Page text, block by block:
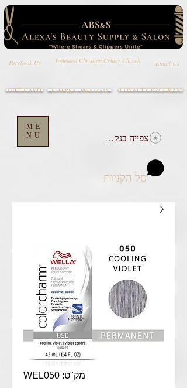
Facebook Us Wounded Christian Center Church Email Us
ME
NU
LOYALTY PROGRAM
סל הקניות
GIFT CARD REFERRAL PROGRAM
צפייה בנקודות
מק"ט: WEL050